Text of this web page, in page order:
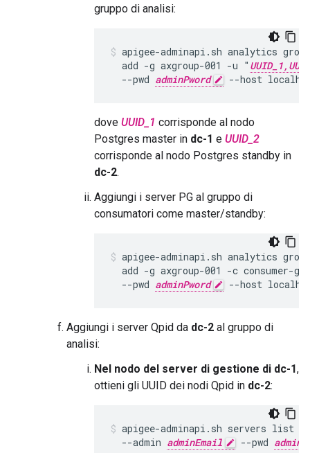
gruppo di analisi:
apigee-adminapi.sh analytics
  add -g axgroup-001 -u "
  --pwd
adminPword --host
dove UUID_1 corrisponde al nodo
Postgres master in dc-1 e UUID_2
corrisponde al nodo Postgres standby in
dc-2.
Aggiungi i server PG al gruppo di
consumatori come master/standby:
apigee-adminapi.sh analytics
add -g axgroup-001 -c consumer-
  --pwd
adminPword --host
Aggiungi i server Qpid da dc-2 al gruppo di
analisi:
Nel nodo del server di gestione di dc-1,
ottieni gli UUID dei nodi Qpid in dc-2:
apigee-adminapi.sh servers list
  --admin
adminEmail --pwd